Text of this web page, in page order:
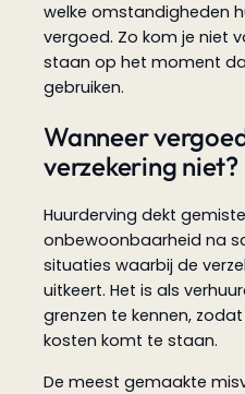
welke omstandigheden
vergoed. Zo kom je niet
staan op het moment
gebruiken.
Wanneer
verzekering niet?
Huurderving dekt
onbewoonbaarheid na
situaties waarbij de
uitkeert. Het is als
grenzen te kennen,
kosten komt te staan.
De meest gemaakte